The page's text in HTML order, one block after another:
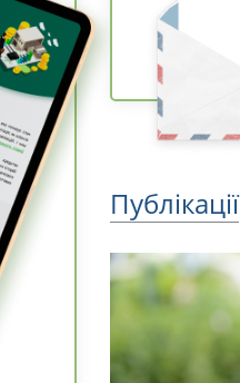
Публікації